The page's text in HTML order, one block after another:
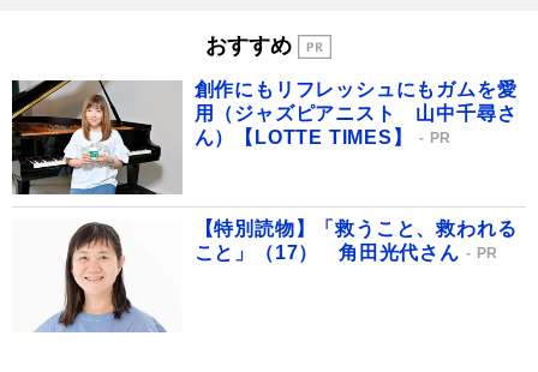
おすすめ
創作にもリフレッシュにもガムを愛
用（ジャズピアニスト 山中千尋さ
ん）【LOTTE TIMES】
PR
【特別読物】「救うこと、救われる
こと」（17） 角田光代さん
PR